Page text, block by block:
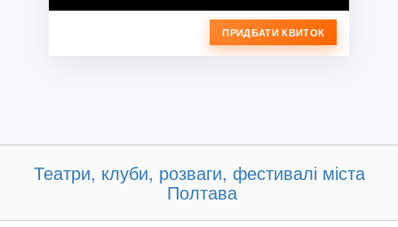
ПРИДБАТИ КВИТОК
Театри, клуби, розваги, фестивалі міста
Полтава